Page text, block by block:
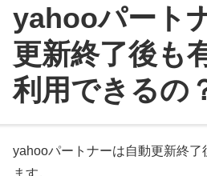
yahooパート
更新終了後も
利用できるの
yahooパートナーは自動更新終了